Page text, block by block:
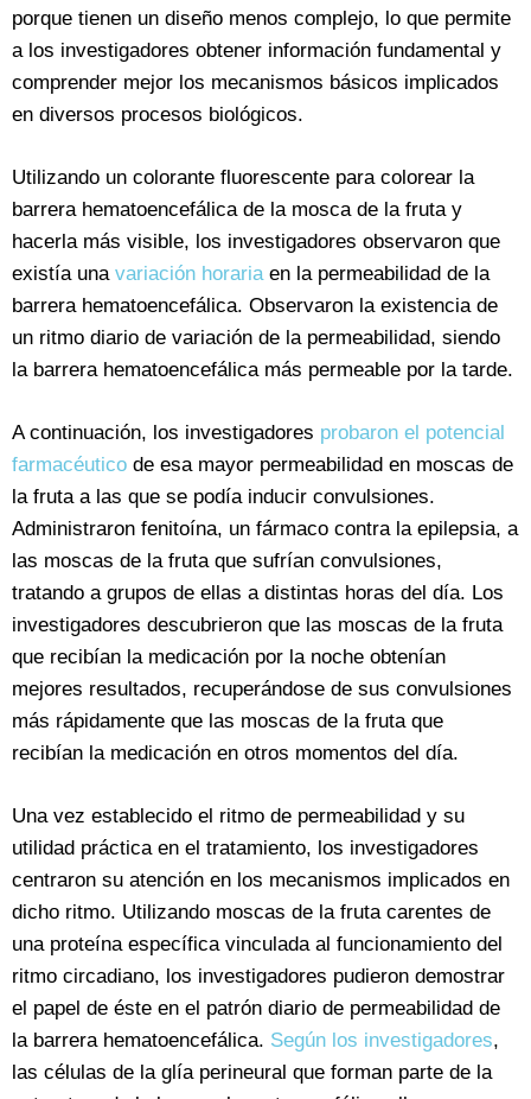
porque tienen un diseño menos complejo, lo que permite
a los investigadores obtener información fundamental y
comprender mejor los mecanismos básicos implicados
en diversos procesos biológicos.
Utilizando un colorante fluorescente para colorear la
barrera hematoencefálica de la mosca de la fruta y
hacerla más visible, los investigadores observaron que
existía una variación horariaen la permeabilidad de la
barrera hematoencefálica. Observaron la existencia de
un ritmo diario de variación de la permeabilidad, siendo
la barrera hematoencefálica más permeable por la tarde.
A continuación, los investigadores probaron el potencial
farmacéutico de esa mayor permeabilidad en moscas de
la fruta a las que se podía inducir convulsiones.
Administraron fenitoína, un fármaco contra la epilepsia, a
las moscas de la fruta que sufrían convulsiones,
tratando a grupos de ellas a distintas horas del día. Los
investigadores descubrieron que las moscas de la fruta
que recibían la medicación por la noche obtenían
mejores resultados, recuperándose de sus convulsiones
más rápidamente que las moscas de la fruta que
recibían la medicación en otros momentos del día.
Una vez establecido el ritmo de permeabilidad y su
utilidad práctica en el tratamiento, los investigadores
centraron su atención en los mecanismos implicados en
dicho ritmo. Utilizando moscas de la fruta carentes de
una proteína específica vinculada al funcionamiento del
ritmo circadiano, los investigadores pudieron demostrar
el papel de éste en el patrón diario de permeabilidad de
la barrera hematoencefálica. Según los investigadores,
las células de la glía perineural que forman parte de la